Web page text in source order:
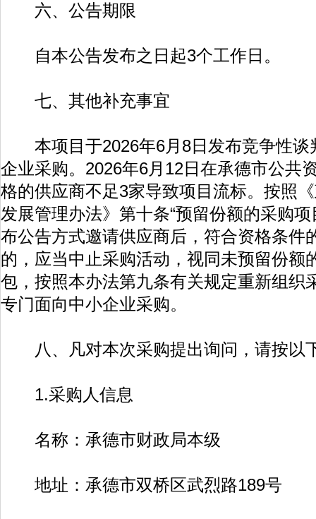
六、公告期限
自本公告发布之日起3个工作日。
七、其他补充事宜
本项目于2026年6月8日发布竞争性谈
企业采购。2026年6月12日在承德市公共
格的供应商不足3家导致项目流标。按照
发展管理办法》第十条“预留份额的采购
布公告方式邀请供应商后，符合资格条件
的，应当中止采购活动，视同未预留份额
包，按照本办法第九条有关规定重新组织
专门面向中小企业采购。
八、凡对本次采购提出询问，请按以
1.采购人信息
名称：承德市财政局本级
地址：承德市双桥区武烈路189号